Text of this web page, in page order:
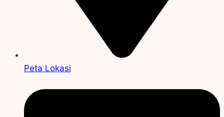
Peta Lokasi